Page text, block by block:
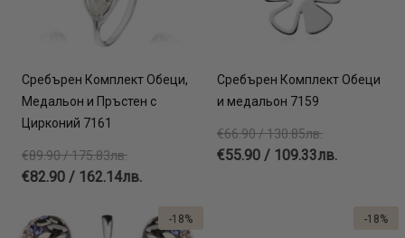
Сребърен Комплект Обеци,
Медальон и Пръстен с
Цирконий 7161
€89.90 / 175.83лв.
€82.90 / 162.14лв.
Сребърен Комплект Обеци
и медальон 7159
€66.90 / 130.85лв.
€55.90 / 109.33лв.
-18% -18%